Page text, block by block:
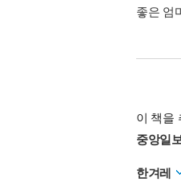
좋은 엄
이 책을
중앙일
한겨레